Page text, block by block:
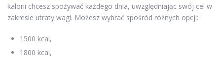
kalorii chcesz spożywać każdego dnia, uwzględniając swój cel w
zakresie utraty wagi. Możesz wybrać spośród różnych opcji:
1500 kcal,
1800 kcal,